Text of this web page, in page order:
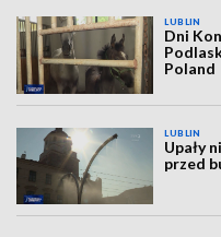
LUBLIN
Dni
Poland
LUBLIN
Upały
przed